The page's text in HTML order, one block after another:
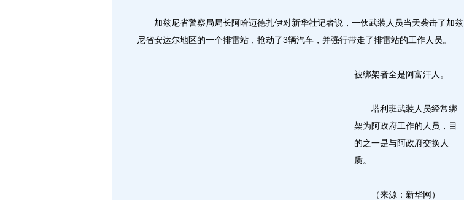
加兹尼省警察局局长阿哈迈德扎伊对新华社记者说，一伙武装人员当天袭击了加兹
尼省安达尔地区的一个排雷站，抢劫了3辆汽车，并强行带走了排雷站的工作人员。
被绑架者全是阿富汗人。
塔利班武装人员经常绑
架为阿政府工作的人员，目
的之一是与阿政府交换人
质。
（来源：新华网）